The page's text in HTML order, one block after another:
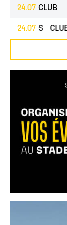
24.07 CLUB
24.07
PROS CLUB